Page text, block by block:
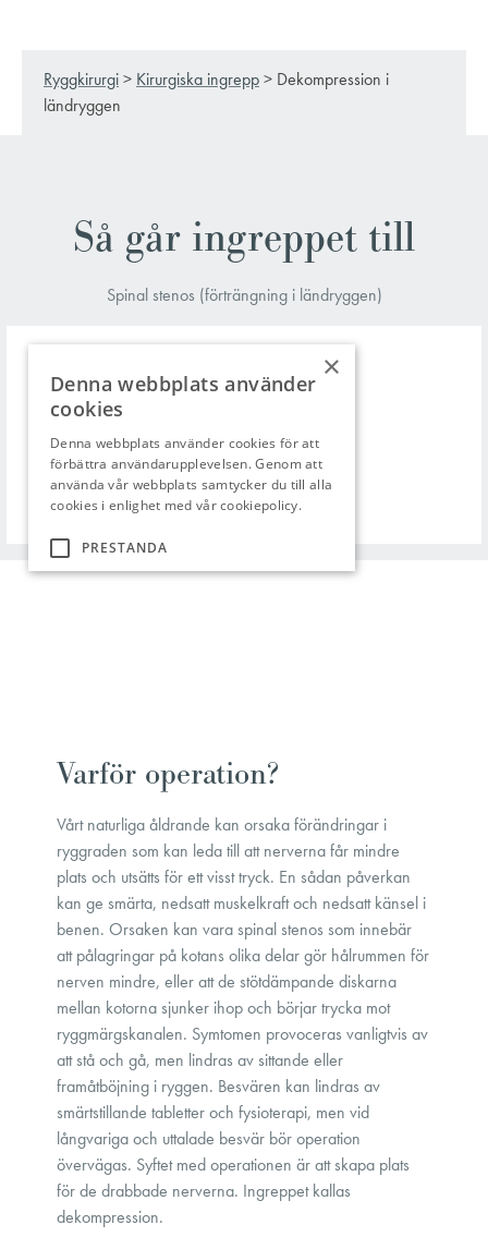
Ryggkirurgi> Kirurgiska ingrepp> Dekompression i
ländryggen
Så går ingreppet till
Spinal stenos (förträngning i ländryggen)
Varför operation?
Vårt naturliga åldrande kan orsaka förändringar i
ryggraden som kan leda till att nerverna får mindre
plats och utsätts för ett visst tryck. En sådan påverkan
kan ge smärta, nedsatt muskelkraft och nedsatt känsel i
benen. Orsaken kan vara spinal stenos som innebär
att pålagringar på kotans olika delar gör hålrummen för
nerven mindre, eller att de stötdämpande diskarna
mellan kotorna sjunker ihop och börjar trycka mot
ryggmärgskanalen. Symtomen provoceras vanligtvis av
att stå och gå, men lindras av sittande eller
framåtböjning i ryggen. Besvären kan lindras av
smärtstillande tabletter och fysioterapi, men vid
långvariga och uttalade besvär bör operation
övervägas. Syftet med operationen är att skapa plats
för de drabbade nerverna. Ingreppet kallas
dekompression.